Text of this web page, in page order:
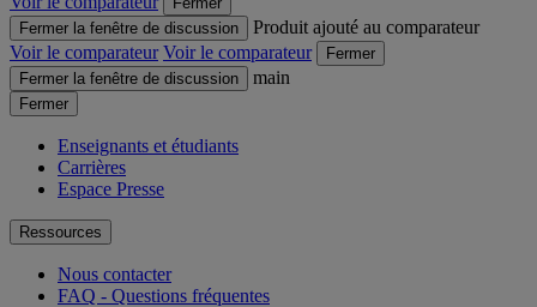
Fermer la fenêtre de discussion
Produit ajouté au comparateur
Voir le comparateur Voir le comparateur
Fermer
Fermer la fenêtre de discussion
main
Fermer
Enseignants et étudiants
Carrières
Espace Presse
Ressources
Nous contacter
FAQ - Questions fréquentes